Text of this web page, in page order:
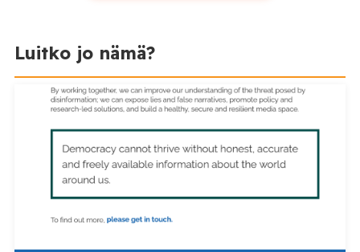
Luitko jo nämä?